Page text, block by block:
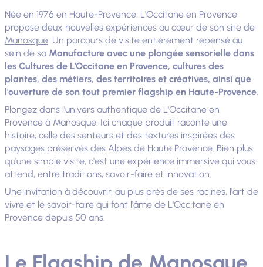
Née en 1976 en Haute-Provence, L'Occitane en Provence
propose deux nouvelles expériences au cœur de son site de
Manosque. Un parcours de visite entièrement repensé au
sein de sa Manufacture avec une plongée sensorielle dans
les Cultures de L'Occitane en Provence, cultures des
plantes, des métiers, des territoires et créatives, ainsi que
l'ouverture de son tout premier flagship en Haute-Provence.
Plongez dans l'univers authentique de L'Occitane en
Provence à Manosque. Ici chaque produit raconte une
histoire, celle des senteurs et des textures inspirées des
paysages préservés des Alpes de Haute Provence. Bien plus
qu'une simple visite, c'est une expérience immersive qui vous
attend, entre traditions, savoir-faire et innovation.
Une invitation à découvrir, au plus près de ses racines, l'art de
vivre et le savoir-faire qui font l'âme de L'Occitane en
Provence depuis 50 ans.